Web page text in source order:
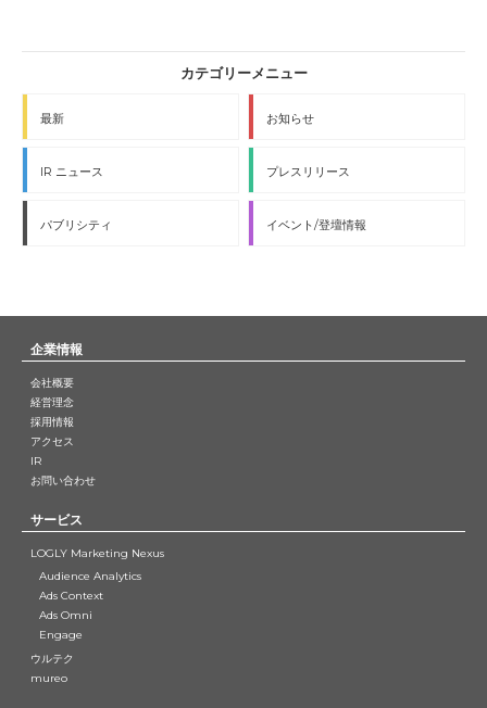
最新 お知らせ
IR ニュース プレスリリース
パブリシティ イベント/登壇情報
企業情報
会社概要
経営理念
採用情報
アクセス
IR
お問い合わせ
サービス
LOGLY Marketing Nexus
Audience Analytics
Ads Context
Ads Omni
Engage
ウルテク
mureo